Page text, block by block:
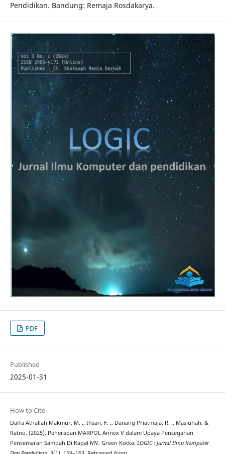
Pendidikan. Bandung: Remaja Rosdakarya.
PDF
Published
2025-01-31
How to Cite
Daffa Athallah Makmur, M. ., Ihsan, F. ., Danang Priatmaja, R. ., Masluhah, &
Ratno. (2025). Penerapan MARPOL Annex V dalam Upaya Pencegahan
Pencemaran Sampah Di Kapal MV. Green Kotka. LOGIC : Jurnal Ilmu Komputer